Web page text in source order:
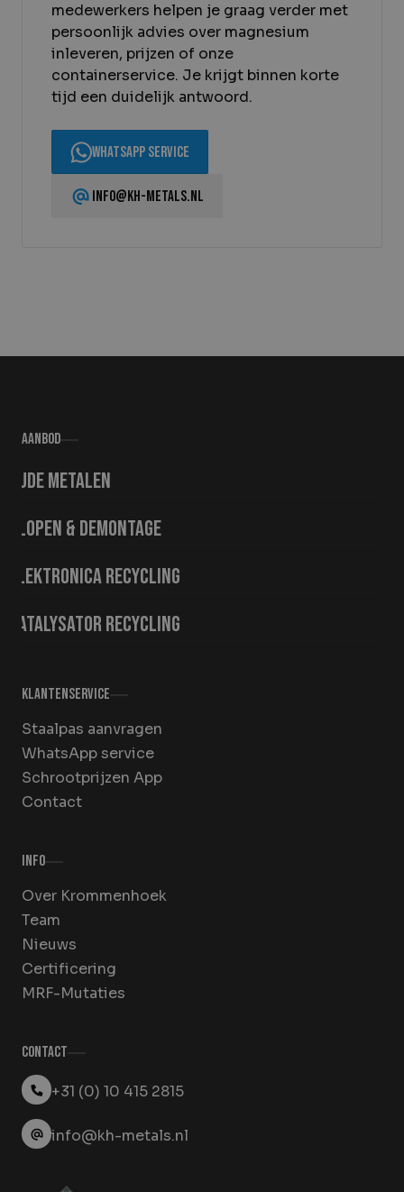
medewerkers helpen je graag verder met
persoonlijk advies over magnesium
inleveren, prijzen of onze
containerservice. Je krijgt binnen korte
tijd een duidelijk antwoord.
WhatsApp service
info@kh-metals.nl
Aanbod
Oude metalen
Slopen & demontage
Elektronica recycling
Katalysator recycling
Klantenservice
Staalpas aanvragen
WhatsApp service
Schrootprijzen App
Contact
Info
Over Krommenhoek
Team
Nieuws
Certificering
MRF-Mutaties
Contact
+31 (0) 10 415 2815
info@kh-metals.nl